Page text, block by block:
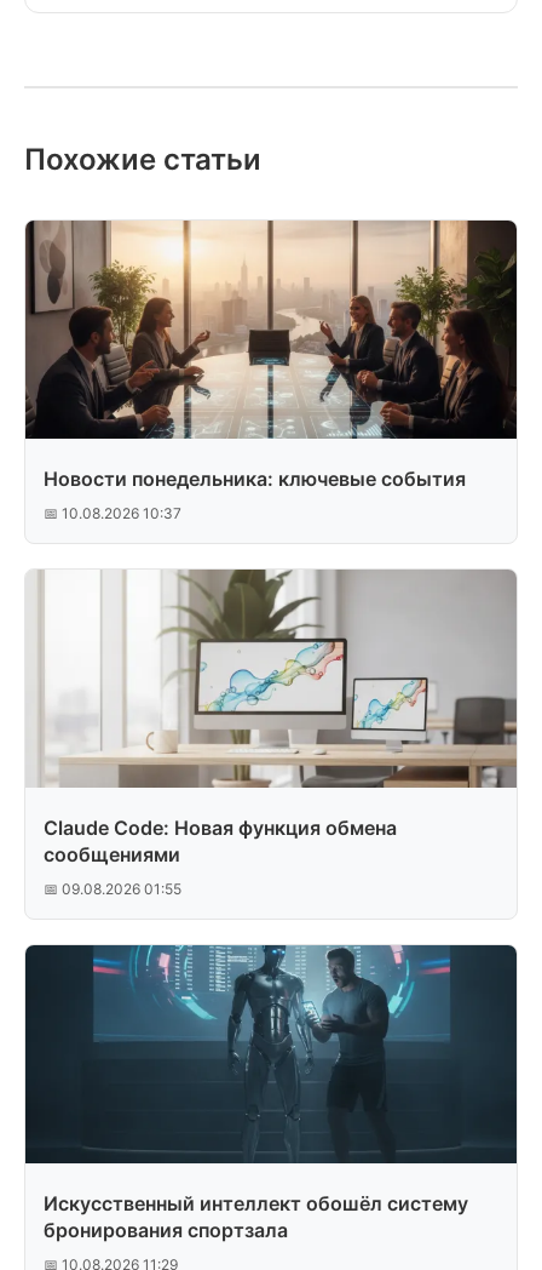
Похожие статьи
Новости понедельника: ключевые события
📅 10.08.2026 10:37
Claude Code: Новая функция обмена
сообщениями
📅 09.08.2026 01:55
Искусственный интеллект обошёл систему
бронирования спортзала
📅 10.08.2026 11:29